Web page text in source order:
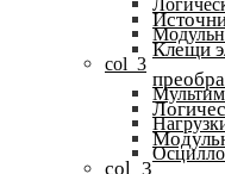
col_3
Клещи
col_3